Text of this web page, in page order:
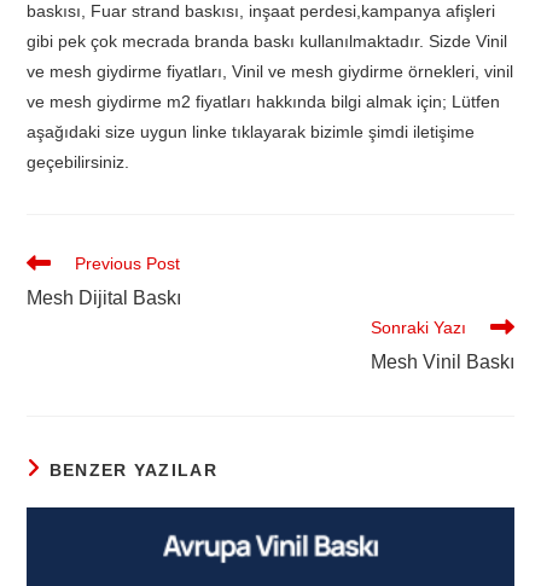
baskısı, Fuar strand baskısı, inşaat perdesi,kampanya afişleri
gibi pek çok mecrada branda baskı kullanılmaktadır. Sizde Vinil
ve mesh giydirme fiyatları, Vinil ve mesh giydirme örnekleri, vinil
ve mesh giydirme m2 fiyatları hakkında bilgi almak için; Lütfen
aşağıdaki size uygun linke tıklayarak bizimle şimdi iletişime
geçebilirsiniz.
Previous Post
Mesh Dijital Baskı
Sonraki Yazı
Mesh Vinil Baskı
BENZER YAZILAR